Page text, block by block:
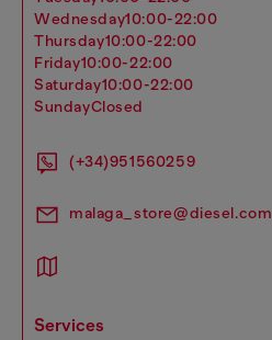
wednesday10:00-22:00
thursday10:00-22:00
friday10:00-22:00
saturday10:00-22:00
sundayClosed
(+34)951560259
malaga_store@diesel.com
services